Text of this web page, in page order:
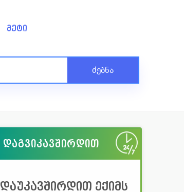
მეტი
ძებნა
დაგვიკავშირდით
დაუკავშირდით ექიმს